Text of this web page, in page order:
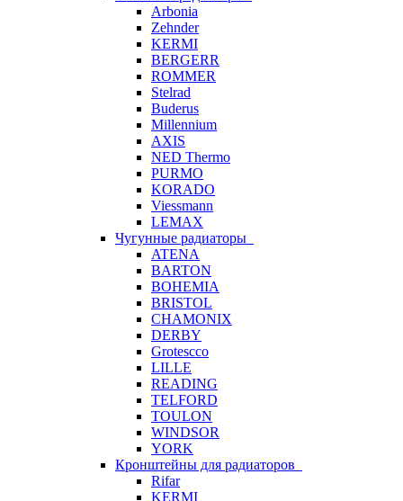
Arbonia
Zehnder
KERMI
BERGERR
ROMMER
Stelrad
Buderus
Millennium
AXIS
NED Thermo
PURMO
KORADO
Viessmann
LEMAX
Чугунные радиаторы
ATENA
BARTON
BOHEMIA
BRISTOL
CHAMONIX
DERBY
Grotescco
LILLE
READING
TELFORD
TOULON
WINDSOR
YORK
Кронштейны для радиаторов
Rifar
KERMI